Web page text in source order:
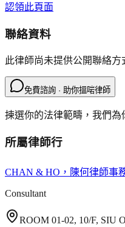
認領此頁面
聯絡資料
此律師尚未提供公開聯絡方
免費諮詢 · 助你搵啱律師
揀選你的法律範疇，我們為
所屬律師行
CHAN & HO ，陳何律師事
Consultant
ROOM 01-02, 10/F, SIU